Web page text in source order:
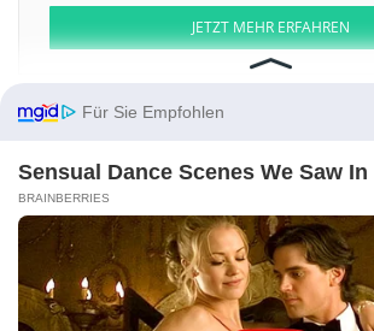
JETZT MEHR ERFAHREN
Aktien ATX DAX EuroStoxx 50 Dow Jones
Weitere Aktien:
PT Bukalapak.com Visual Fan AREV NanoTec
Growth Acquisition a White Rock
Kontakt-Impressum- Werbung-
Für Sie Empfohlen
Sensual Dance Scenes We Saw
BRAINBERRIES